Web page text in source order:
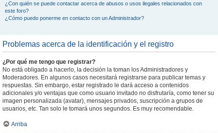
¿Con quién se puede contactar acerca de abusos o usos ilegales relacionados con
este foro?
¿Cómo puedo ponerme en contacto con un Administrador?
Problemas acerca de la identificación y el registro
¿Por qué me tengo que registrar?
No está obligado a hacerlo, la decisión la toman los Administradores y
Moderadores. En algunos casos necesitará registrarse para publicar temas y
respuestas. Sin embargo, estar registrado le dará acceso a contenidos
adicionales y/o ventajas que como usuario invitado no disfrutaría, como tener su
imagen personalizada (avatar), mensajes privados, suscripción a grupos de
usuarios, etc. Tan solo le tomará unos segundos. Es muy recomendable.
Arriba